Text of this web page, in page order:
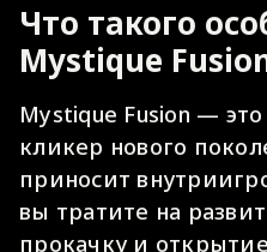
Что такого
Mystique
Mystique Fusion —
кликер нового
приносит
вы тратите на
прокачку и